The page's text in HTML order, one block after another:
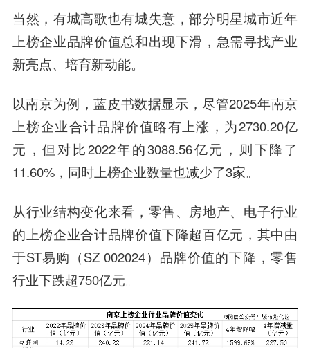
当然，有城高歌也有城失意，部分明星城市近年
上榜企业品牌价值总和出现下滑，急需寻找产业
新亮点、培育新动能。
以南京为例，蓝皮书数据显示，尽管2025年南京
上榜企业合计品牌价值略有上涨，为2730.20亿
元，但对比2022年的3088.56亿元，则下降了
11.60%，同时上榜企业数量也减少了3家。
从行业结构变化来看，零售、房地产、电子行业
的上榜企业合计品牌价值下降超百亿元，其中由
于ST易购（SZ 002024）品牌价值的下降，零售
行业下跌超750亿元。